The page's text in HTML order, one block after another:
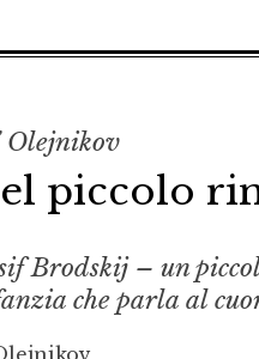
Olejnikov
piccolo
Brodskij – un
che parla al